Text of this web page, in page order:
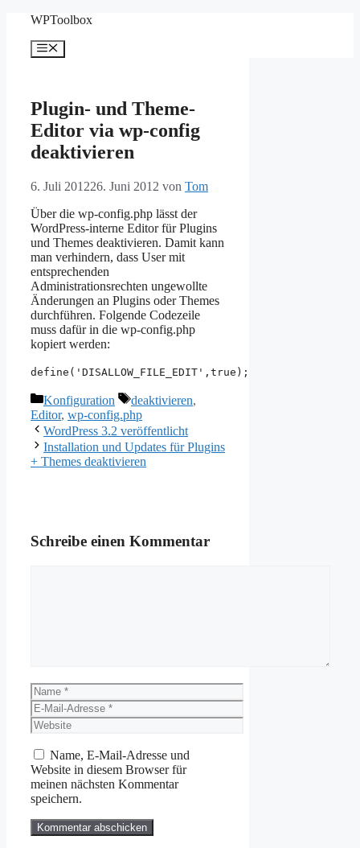
springen
WPToolbox
Menü
Plugin- und Theme-
Editor via wp-config
deaktivieren
6. Juli 201226. Juni 2012 von Tom
Über die wp-config.php lässt der
WordPress-interne Editor für Plugins
und Themes deaktivieren. Damit kann
man verhindern, dass User mit
entsprechenden
Administrationsrechten ungewollte
Änderungen an Plugins oder Themes
durchführen. Folgende Codezeile
muss dafür in die wp-config.php
kopiert werden:
define('DISALLOW_FILE_EDIT',true);
Kategorien
Konfiguration Schlagwörter
deaktivieren,
Editor, wp-config.php
WordPress 3.2 veröffentlicht
Installation und Updates für Plugins
+ Themes deaktivieren
Schreibe einen Kommentar
Name
E-
Mail-
Adresse
Website
Name, E-Mail-Adresse und
Website in diesem Browser für
meinen nächsten Kommentar
speichern.